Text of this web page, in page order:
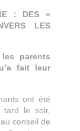
: DES «
LES
les parents
fait leur
ont été
tard le soir,
conseil de